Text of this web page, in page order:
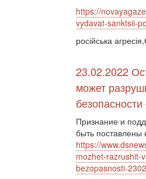
https://
vydavat-sanktsii-
російська
23.02.2022
может
Признание и
быть поставлены
https://
mozhet-razrushit-
bezopasnosti-